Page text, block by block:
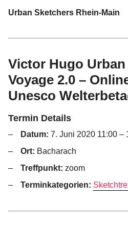
Urban Sketchers Rhein-Main
Home
Termine
10 Jahre USk Rhein-Main
Zeichen-Projekte
Blog
Info
Kontakt
Victor Hugo
Voyage 2.0 –
Unesco
Termin Details
Datum: 7. Juni 2020 11:00 –
Ort: Bacharach
Treffpunkt: zoom
Terminkategorien: